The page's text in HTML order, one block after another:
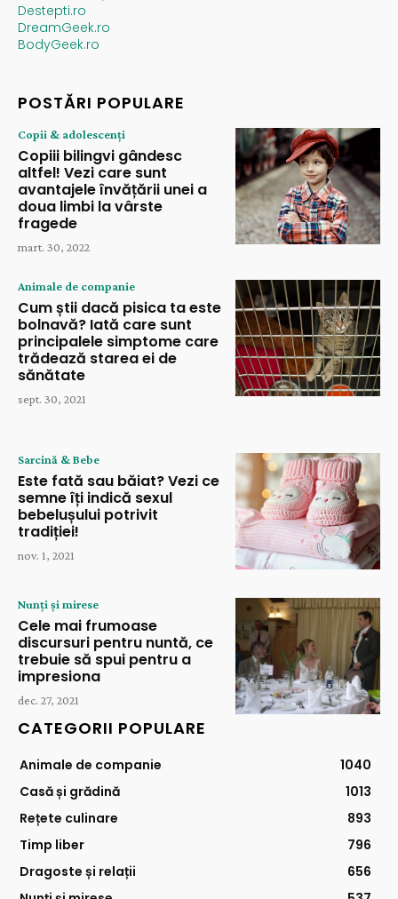
Destepti.ro
DreamGeek.ro
BodyGeek.ro
POSTĂRI POPULARE
Copii & adolescenți
Copiii bilingvi gândesc
altfel! Vezi care sunt
avantajele învățării unei a
doua limbi la vârste
fragede
mart. 30, 2022
Animale de companie
Cum știi dacă pisica ta este
bolnavă? Iată care sunt
principalele simptome care
trădează starea ei de
sănătate
sept. 30, 2021
Sarcină & Bebe
Este fată sau băiat? Vezi ce
semne îți indică sexul
bebelușului potrivit
tradiției!
nov. 1, 2021
Nunți și mirese
Cele mai frumoase
discursuri pentru nuntă, ce
trebuie să spui pentru a
impresiona
dec. 27, 2021
CATEGORII POPULARE
Animale de companie
1040
Casă și grădină
1013
Rețete culinare
893
Timp liber
796
Dragoste și relații
656